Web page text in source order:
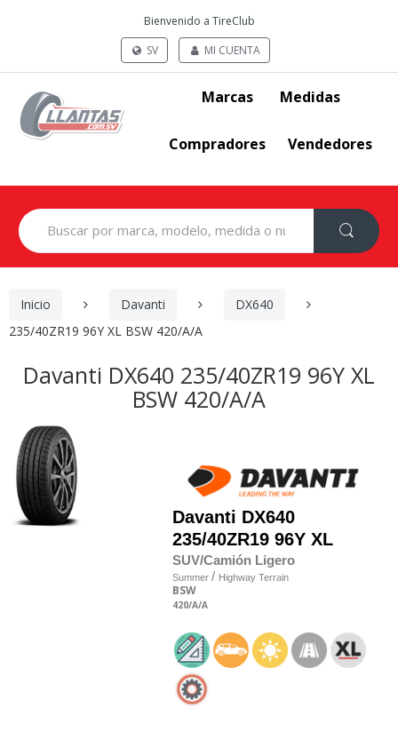
Bienvenido a TireClub
SV
MI CUENTA
Marcas Medidas
Compradores Vendedores
Search
for:
Inicio Davanti
DX640
235/40ZR19 96Y XL BSW 420/A/A
Davanti DX640 235/40ZR19 96Y XL
BSW 420/A/A
Davanti DX640
235/40ZR19 96Y XL
SUV/Camión Ligero
Summer / Highway Terrain
BSW
420/A/A